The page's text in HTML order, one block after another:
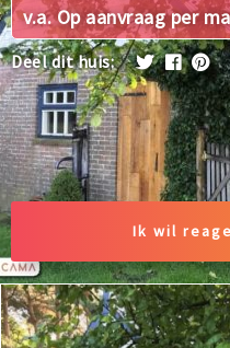
v.a. Op aanvraag per
Deel dit huis:
Ik wil